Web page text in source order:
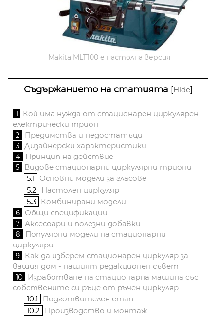
Makita MLT100 е настолна версия
Съдържанието на статията [Hide]
1
Кой има нужда от стационарен циркулярен
електрически трион
2
Предимства и недостатъци
3 Дизайнерски характеристики
4 Принцип на действие
5 Видове стационарни циркулярни триони
5.1
Основни модели за гласове
5.2
Настолен циркуляр
5.3 Комбинирани модели
6 Общи спецификации
7 Аксесоари и полезни добавки
8
Популярни модели на стационарни
циркуляри
9 Как да изберем стационарен циркуляр за
вашия дом - нашият редакционен съвет
10 Изработване на стационарна машина със
собствените си ръце от ръчен циркуляр
10.1
Подготвителен етап
10.2
Производство и монтаж